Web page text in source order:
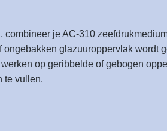
combineer je AC-310
glazuuroppervlak wordt
op geribbelde of gebogen
te vullen.